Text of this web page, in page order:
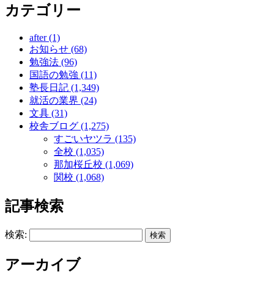
カテゴリー
after (1)
お知らせ (68)
勉強法 (96)
国語の勉強 (11)
塾長日記 (1,349)
就活の業界 (24)
文具 (31)
校舎ブログ (1,275)
すごいヤツラ (135)
全校 (1,035)
那加桜丘校 (1,069)
関校 (1,068)
記事検索
検索:
アーカイブ